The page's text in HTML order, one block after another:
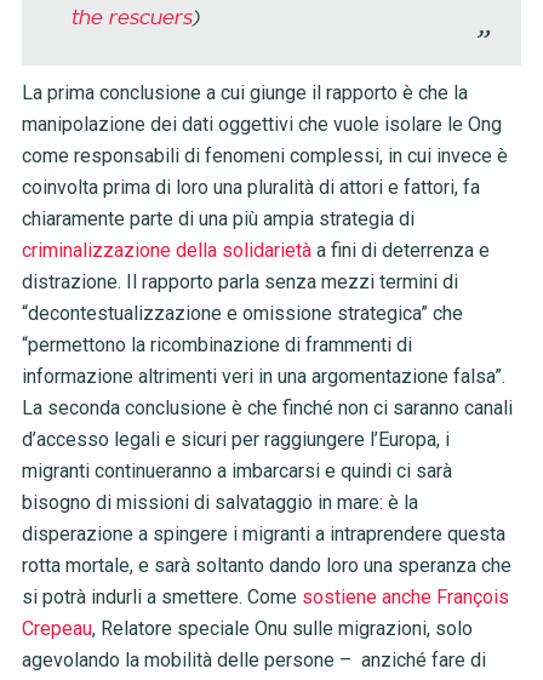
the rescuers)
La prima conclusione a cui giunge il rapporto è che la
manipolazione dei dati oggettivi che vuole isolare le Ong
come responsabili di fenomeni complessi, in cui invece è
coinvolta prima di loro una pluralità di attori e fattori, fa
chiaramente parte di una più ampia strategia di
criminalizzazione della solidarietàa fini di deterrenza e
distrazione. Il rapporto parla senza mezzi termini di
“decontestualizzazione e omissione strategica” che
“permettono la ricombinazione di frammenti di
informazione altrimenti veri in una argomentazione falsa”.
La seconda conclusione è che finché non ci saranno canali
d’accesso legali e sicuri per raggiungere l’Europa, i
migranti continueranno a imbarcarsi e quindi ci sarà
bisogno di missioni di salvataggio in mare: è la
disperazione a spingere i migranti a intraprendere questa
rotta mortale, e sarà soltanto dando loro una speranza che
si potrà indurli a smettere. Come sostiene anche François
Crepeau, Relatore speciale Onu sulle migrazioni, solo
agevolando la mobilità delle persone – anziché fare di